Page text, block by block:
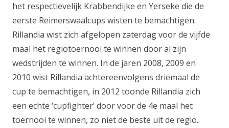
het respectievelijk Krabbendijke en Yerseke die de
eerste Reimerswaalcups wisten te bemachtigen.
Rillandia wist zich afgelopen zaterdag voor de vijfde
maal het regiotoernooi te winnen door al zijn
wedstrijden te winnen. In de jaren 2008, 2009 en
2010 wist Rillandia achtereenvolgens driemaal de
cup te bemachtigen, in 2012 toonde Rillandia zich
een echte ‘cupfighter’ door voor de 4e maal het
toernooi te winnen, zo niet de beste uit de regio.